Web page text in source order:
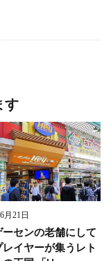
す
月21日
センの老舗にして
レイヤーが集うレト